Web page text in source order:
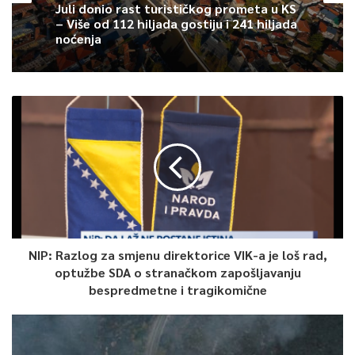
Ukupan broj izlaza povećan je za 21,18 posto u odnosu na isto
razdoblje 2020. godine. U usporedbi s istim razdobljem 2019.
godine, broj prolaza je veći za 18.631 prolaza, priopćio je Press
JP Autoceste FBiH.
Učešće vozila po kategorijama u ukupnom prometu vozila je:
Kategorija 1 (motocikli, osobna vozila registrirana do 7
sjedišta) 85 posto, Kategorija 2 (laka dostavna vozila, kombi
vozila, karavani visine od 1,3 m na prednjoj osovini) 6,26 posto,
Kategorija 3 (autobusi, kamioni s ili bez prikolice) 3,68 posto, i
Kategorija 4 (kamioni s četiri ili više osovina, tegljači, kombi
vozila s prikolicom) 5,05 posto.
Ukupno ostvareni prihod od naplate cestarine u periodu od
01.01. do 31.07. 2021. godine je 23.845.202,32 maraka. Ukupan
ostvareni prihod je povećan za 22,55 posto (ili za 4.389.200,01
maraka) u odnosu na isto razdoblje prošle godine, a u odnosu
Juli donio rast turističkog prometa u KS
– Više od 112 hiljada gostiju i 241 hiljada
noćenja
NIP: Razlog za smjenu direktorice VIK-a je loš rad,
optužbe SDA o stranačkom zapošljavanju
bespredmetne i tragikomične